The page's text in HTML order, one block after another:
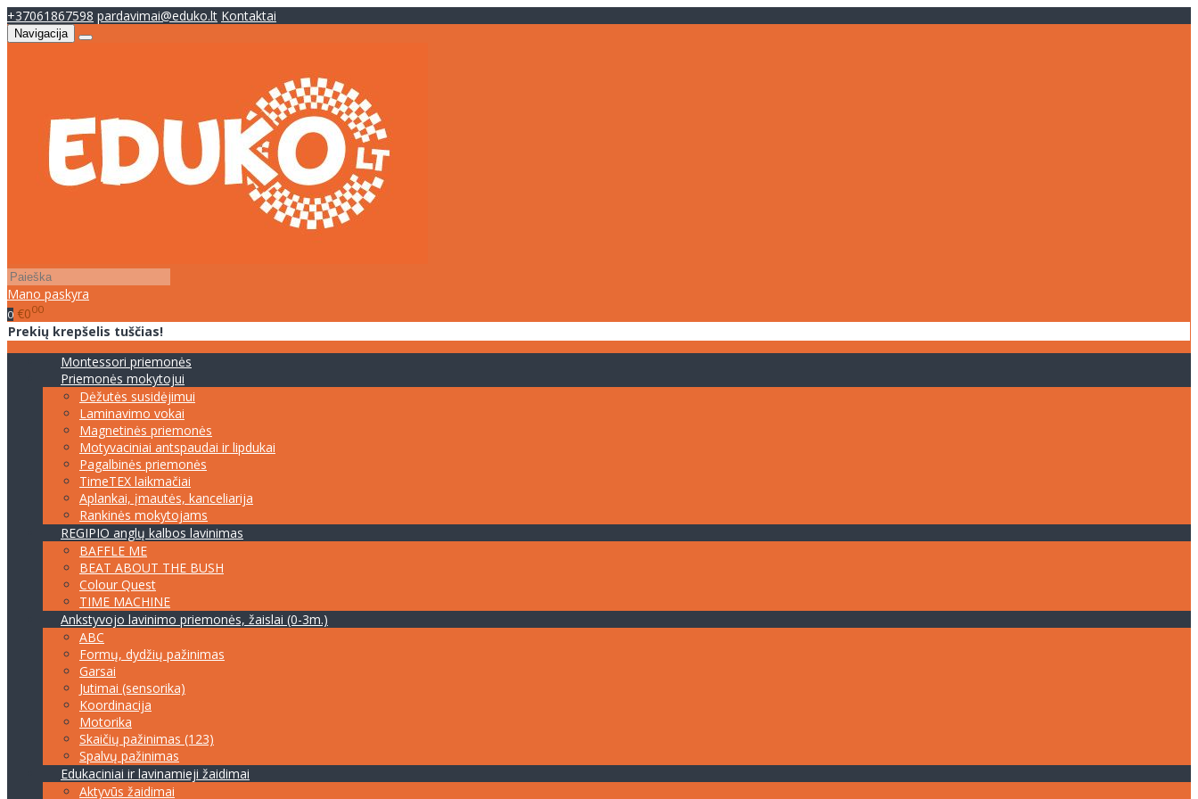
+37061867598 pardavimai@eduko.lt Kontaktai
Navigacija
Mano paskyra
0 €000
Prekių krepšelis tuščias!
Montessori priemonės
Priemonės mokytojui
Dėžutės susidėjimui
Laminavimo vokai
Magnetinės priemonės
Motyvaciniai antspaudai ir lipdukai
Pagalbinės priemonės
TimeTEX laikmačiai
Aplankai, įmautės, kanceliarija
Rankinės mokytojams
REGIPIO anglų kalbos lavinimas
BAFFLE ME
BEAT ABOUT THE BUSH
Colour Quest
TIME MACHINE
Ankstyvojo lavinimo priemonės, žaislai (0-3m.)
ABC
Formų, dydžių pažinimas
Garsai
Jutimai (sensorika)
Koordinacija
Motorika
Skaičių pažinimas (123)
Spalvų pažinimas
Edukaciniai ir lavinamieji žaidimai
Aktyvūs žaidimai